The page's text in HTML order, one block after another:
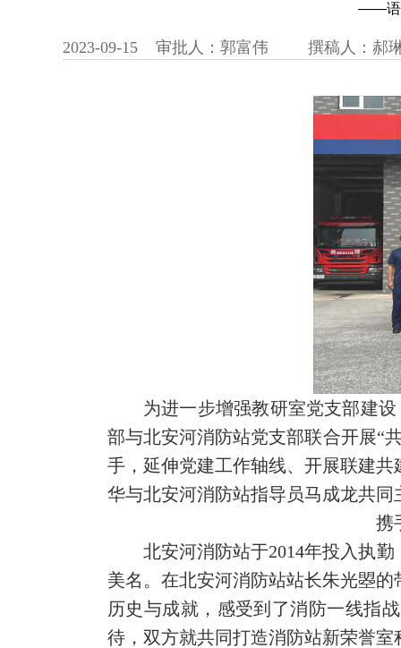
——语
2023-09-15 审批人：郭富伟 撰稿人：郝
为进一步增强教研室党支部建
部与北安河消防站党支部联合开展“
手，延伸党建工作轴线、开展联建
华与北安河消防站指导员马成龙共同
携
北安河消防站于2014年投入执
美名。在北安河消防站站长朱光曌
历史与成就，感受到了消防一线指
待，双方就共同打造消防站新荣誉